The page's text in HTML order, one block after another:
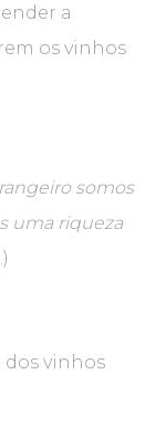
a
os vinhos
somos
uma riqueza
dos vinhos